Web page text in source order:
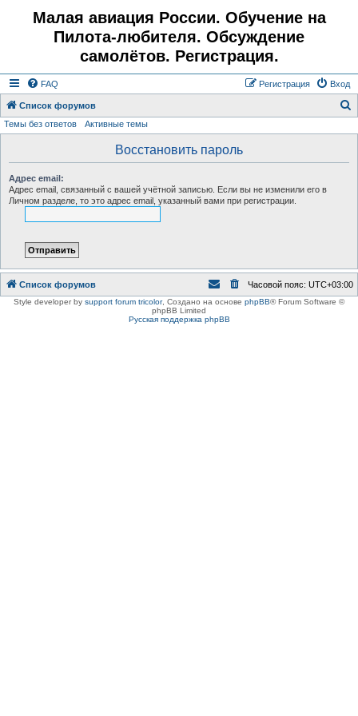
Малая авиация России. Обучение на
Пилота-любителя. Обсуждение
самолётов. Регистрация.
FAQ Вход
Регистрация
Список форумов
Темы без ответов Активные темы
Восстановить пароль
Адрес email:
Адрес email, связанный с вашей учётной записью. Если вы не изменили его в
Личном разделе, то это адрес email, указанный вами при регистрации.
Список форумов Часовой пояс: UTC+03:00
Style developer by support forum tricolor, Создано на основе phpBB® Forum Software ©
phpBB Limited
Русская поддержка phpBB